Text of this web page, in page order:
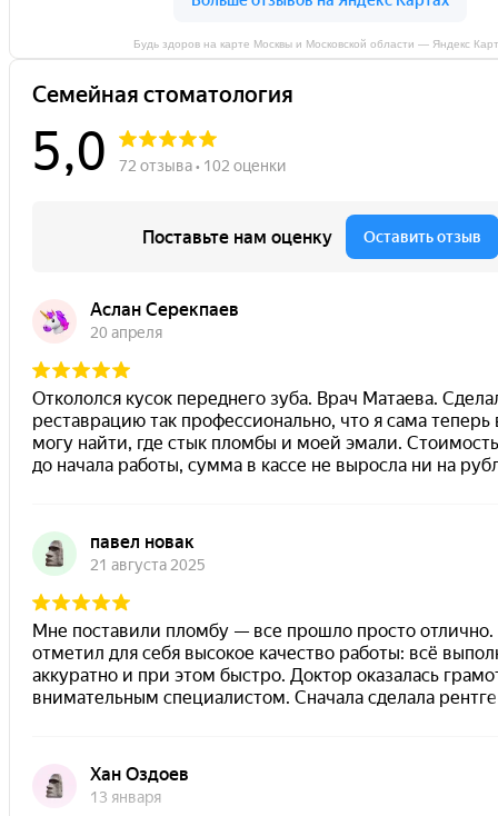
Будь здоров на карте Москвы и Московской области — Яндекс